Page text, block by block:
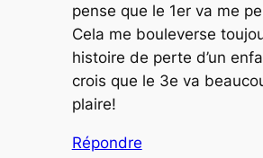
pense que le 1er va me
Cela me bouleverse
histoire de perte d’un
crois que le 3e va
plaire!
Répondre